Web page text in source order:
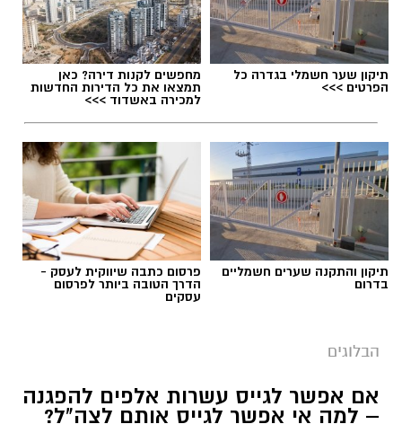
מערכת האתר / 09:04 23.07.26
תגים:טד
תיקון שער חשמלי בגדרה כל
הפרטים >>>
מחפשים לקנות דירה? כאן
תמצאו את כל הדירות החדשות
למכירה באשדוד >>>
תיקון והתקנה שערים חשמליים
בדרום
פרסום כתבה שיווקית לעסק -
הדרך הטובה ביותר לפרסום
עסקים
הבלוגים
אם אפשר לגייס עשרות אלפים להפגנה
– למה אי אפשר לגייס אותם לצה"ל?